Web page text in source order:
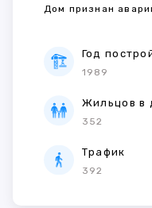
Дом признан
Год
1989
Жильцов в
352
Трафик
392